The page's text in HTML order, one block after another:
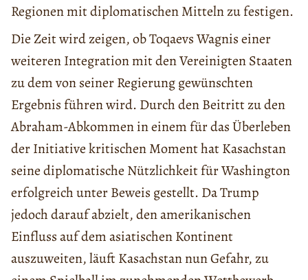
Regionen mit diplomatischen Mitteln zu festigen.
Die Zeit wird zeigen, ob Toqaevs Wagnis einer
weiteren Integration mit den Vereinigten Staaten
zu dem von seiner Regierung gewünschten
Ergebnis führen wird. Durch den Beitritt zu den
Abraham-Abkommen in einem für das Überleben
der Initiative kritischen Moment hat Kasachstan
seine diplomatische Nützlichkeit für Washington
erfolgreich unter Beweis gestellt. Da Trump
jedoch darauf abzielt, den amerikanischen
Einfluss auf dem asiatischen Kontinent
auszuweiten, läuft Kasachstan nun Gefahr, zu